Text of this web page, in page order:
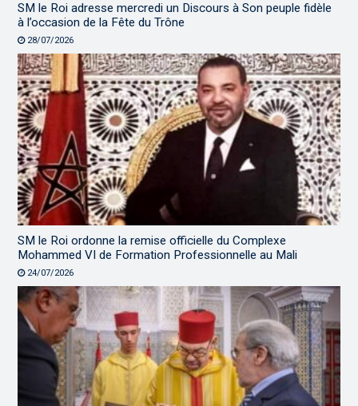
SM le Roi adresse mercredi un Discours à Son peuple fidèle
à l’occasion de la Fête du Trône
28/07/2026
SM le Roi ordonne la remise officielle du Complexe
Mohammed VI de Formation Professionnelle au Mali
24/07/2026